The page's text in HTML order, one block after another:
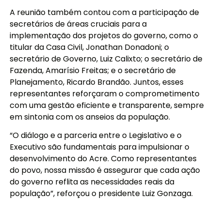
A reunião também contou com a participação de
secretários de áreas cruciais para a
implementação dos projetos do governo, como o
titular da Casa Civil, Jonathan Donadoni; o
secretário de Governo, Luiz Calixto; o secretário de
Fazenda, Amarísio Freitas; e o secretário de
Planejamento, Ricardo Brandão. Juntos, esses
representantes reforçaram o comprometimento
com uma gestão eficiente e transparente, sempre
em sintonia com os anseios da população.
“O diálogo e a parceria entre o Legislativo e o
Executivo são fundamentais para impulsionar o
desenvolvimento do Acre. Como representantes
do povo, nossa missão é assegurar que cada ação
do governo reflita as necessidades reais da
população”, reforçou o presidente Luiz Gonzaga.